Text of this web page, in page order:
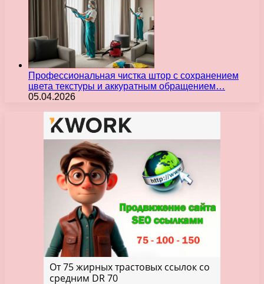
Профессиональная чистка штор с сохранением
цвета текстуры и аккуратным обращением…
05.04.2026